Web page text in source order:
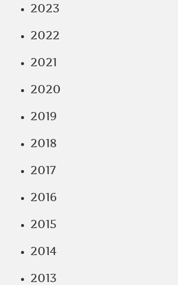
2023
2022
2021
2020
2019
2018
2017
2016
2015
2014
2013